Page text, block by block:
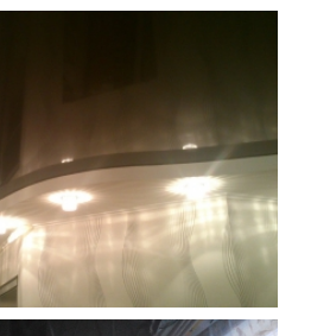
2 Стоимость 10 350 руб.